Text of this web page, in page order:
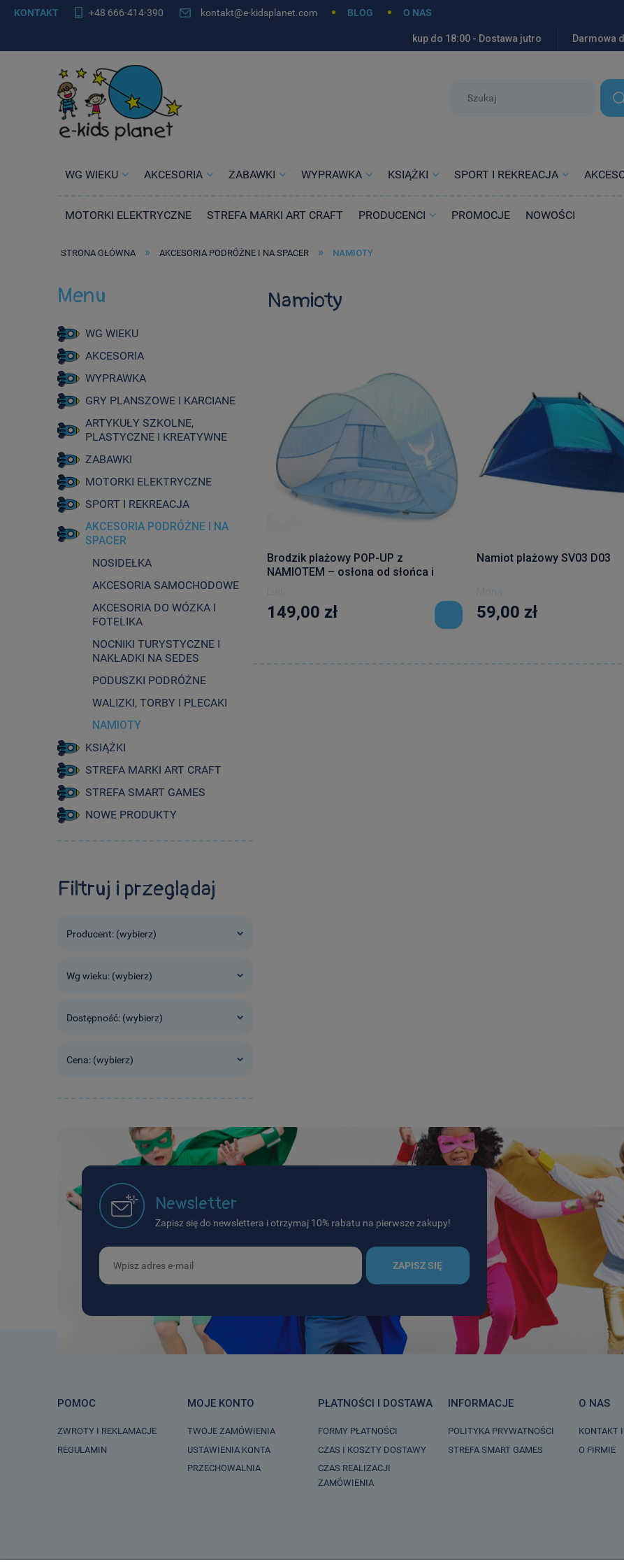
KONTAKT +48 666-414-390 kontakt@e-kidsplanet.com BLOG O NAS
kup do 18:00 - Dostawa jutro Darmowa
WG WIEKU AKCESORIA ZABAWKI WYPRAWKA KSIĄŻKI SPORT I REKREACJA
MOTORKI ELEKTRYCZNE STREFA MARKI ART CRAFT PRODUCENCI PROMOCJE NOWOŚCI
STRONA GŁÓWNA » AKCESORIA PODRÓŻNE I NA SPACER » NAMIOTY
Menu
WG WIEKU
AKCESORIA
WYPRAWKA
GRY PLANSZOWE I KARCIANE
ARTYKUŁY SZKOLNE,
PLASTYCZNE I KREATYWNE
ZABAWKI
MOTORKI ELEKTRYCZNE
SPORT I REKREACJA
AKCESORIA PODRÓŻNE I NA
SPACER
NOSIDEŁKA
AKCESORIA SAMOCHODOWE
AKCESORIA DO WÓZKA I
FOTELIKA
NOCNIKI TURYSTYCZNE I
NAKŁADKI NA SEDES
PODUSZKI PODRÓŻNE
WALIZKI, TORBY I PLECAKI
NAMIOTY
KSIĄŻKI
STREFA MARKI ART CRAFT
STREFA SMART GAMES
NOWE PRODUKTY
Filtruj i przeglądaj
Producent: (wybierz)
Wg wieku: (wybierz)
Dostępność: (wybierz)
Cena: (wybierz)
Namioty
Brodzik plażowy POP-UP z
NAMIOTEM – osłona od słońca i
Ludi
149,00 zł
Namiot plażowy SV03 D03
Mona
59,00 zł
Newsletter
Zapisz się do newslettera i otrzymaj 10% rabatu na pierwsze zakupy!
ZAPISZ SIĘ
POMOC
ZWROTY I REKLAMACJE
REGULAMIN
MOJE KONTO
TWOJE ZAMÓWIENIA
USTAWIENIA KONTA
PRZECHOWALNIA
PŁATNOŚCI I DOSTAWA
FORMY PŁATNOŚCI
CZAS I KOSZTY DOSTAWY
CZAS REALIZACJI
ZAMÓWIENIA
INFORMACJE
POLITYKA PRYWATNOŚCI
STREFA SMART GAMES
O NAS
KONTAKT
O FIRMIE